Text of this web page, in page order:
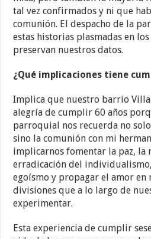
tal vez confirmados y ni que
comunión. El despacho de la
estas historias plasmadas en
preservan nuestros datos.
¿Qué implicaciones tiene
Implica que nuestro barrio Villa
alegría de cumplir 60 años
parroquial nos recuerda no
sino la comunión con mi
implicarnos fomentar la paz, la
erradicación del
egoísmo y propagar el amor en
divisiones que a lo largo de
experimentar.
Esta experiencia de cumplir